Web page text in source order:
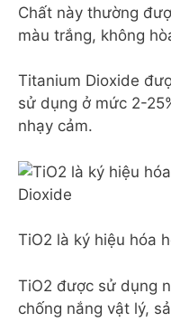
Chất này thường
màu trắng, không
Titanium Dioxide
sử dụng ở mức 2-
nhạy cảm.
TiO2 là ký hiệu hóa
TiO2 được sử dụng
chống nắng vật lý,